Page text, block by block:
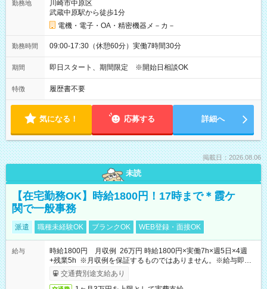
勤務地
川崎市中原区
武蔵中原駅から徒歩1分
電機・電子・OA・精密機器メ－カ－
勤務時間 09:00-17:30（休憩60分）実働7時間30分
期間 即日スタート、期間限定 ※開始日相談OK
特徴 履歴書不要
気になる！ 応募する 詳細へ
掲載日：2026.08.06
未読
【在宅勤務OK】時給1800円！17時まで＊霞ケ
関で一般事務
派遣 職種未経験OK ブランクOK WEB登録・面接OK
給与
時給1800円 月収例 26万円 時給1800円×実働7h×週5日×4週
+残業5h ※月収例を保証するものではありません。※給与即受
取りサービス利用可（利用条件有）
交通費別途支給あり